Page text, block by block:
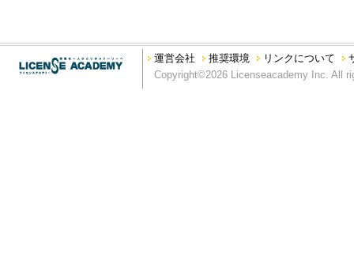
運営会社 推奨環境 リンクについて
Copyright©2026 Licenseacademy Inc. All